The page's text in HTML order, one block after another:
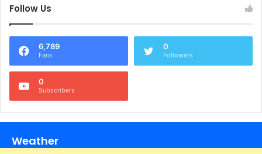
Follow Us
6,789
Fans
0
Followers
0
Subscribers
Weather